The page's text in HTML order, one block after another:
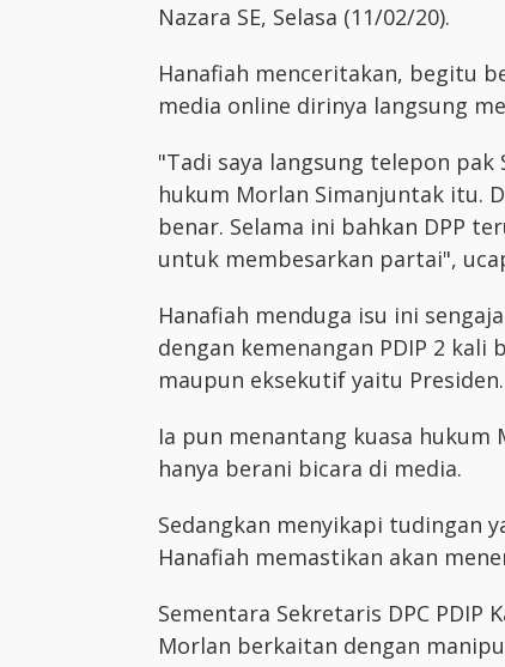
Nazara SE, Selasa (11/02/20).
Hanafiah menceritakan, begitu
media online dirinya langsung
"Tadi saya langsung telepon pak
hukum Morlan Simanjuntak itu.
benar. Selama ini bahkan DPP
untuk membesarkan partai",
Hanafiah menduga isu ini
dengan kemenangan PDIP 2
maupun eksekutif yaitu Presiden.
Ia pun menantang kuasa
hanya berani bicara di media.
Sedangkan menyikapi tudingan
Hanafiah memastikan akan
Sementara Sekretaris DPC PDIP
Morlan berkaitan dengan